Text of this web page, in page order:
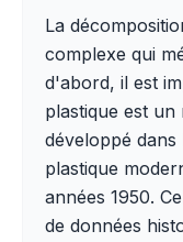
La
complexe qui
d'abord, il est
plastique est un
développé dans
plastique
années 1950.
de données